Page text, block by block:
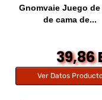
Gnomvaie Juego
de cama de...
39,86
Ver Datos